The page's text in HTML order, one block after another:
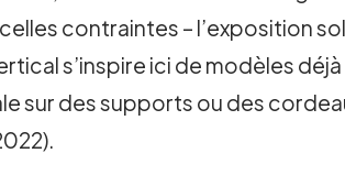
contraintes – l’exposition
s’inspire ici de modèles
sur des supports ou des